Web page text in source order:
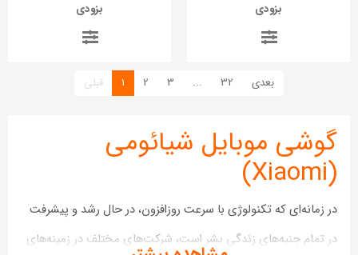
بزودی بزودی
قبلی 1 (current)
2 3 ... 32 بعدی
گوشی موبایل شیائومی
(Xiaomi)
در زمانه‌ای که تکنولوژی با سرعت روزافزون، در حال رشد و پیشرفت
در تمام جنبه‌های زندگی بشر است، شرکت‌های مختلف در زمینه‌های